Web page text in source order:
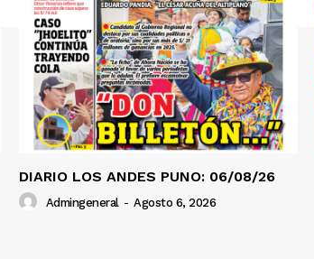
DIARIO LOS ANDES PUNO: 06/08/26
Admingeneral - Agosto 6, 2026